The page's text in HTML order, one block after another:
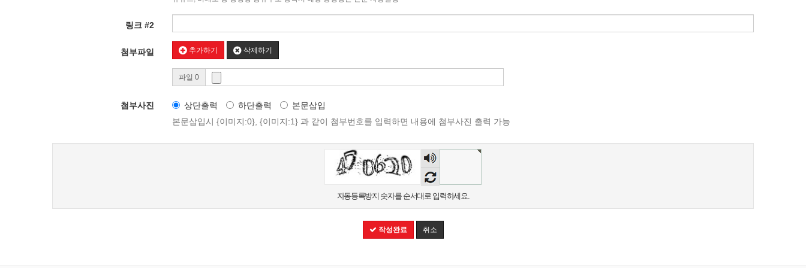
링크 #2
첨부파일 추가하기 삭제하기
파일 0
첨부사진 상단출력 하단출력
본문삽입
본문삽입시 {이미지:0}, {이미지:1} 과 같이 첨부번호를 입력하면 내용에 첨부사진 출력 가능
자동등록방지 숫자를 순서대로 입력하세요.
작성완료 취소